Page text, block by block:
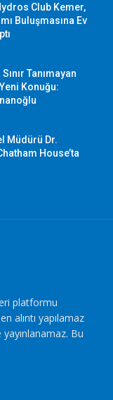
Club Kemer,
Buluşmasına Ev
Tanımayan
Konuğu:
Müdürü Dr.
House’ta
platformu
alıntı yapılamaz
Bu